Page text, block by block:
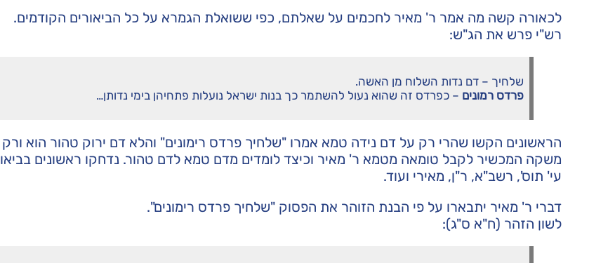
לכאורה קשה מה אמר ר' מאיר לחכמים על שאלתם, כפי ששואלת הגמרא על כל הביאורים הקודמים.
רש"י פרש את הג"ש:
שלחיך – דם נדות השלוח מן האשה.
פרדס רמונים – כפרדס זה שהוא נעול להשתמר כך בנות ישראל נועלות פתחיהן בימי נדותן…
הראשונים הקשו שהרי רק על דם נידה טמא אמרו "שלחיך פרדס רימונים" והלא דם ירוק טהור הוא
משקה המכשיר לקבל טומאה מטמא ר' מאיר וכיצד לומדים מדם טמא לדם טהור. נדחקו ראשונים
עי' תוס', רשב"א, ר"ן, מאירי ועוד.
דברי ר' מאיר יתבארו על פי הבנת הזוהר את הפסוק "שלחיך פרדס רימונים".
לשון הזהר (ח"א ס"ג):